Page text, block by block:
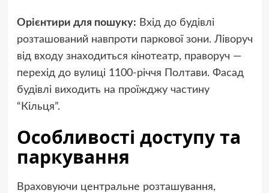
Орієнтири для пошуку: Вхід до будівлі
розташований навпроти паркової зони. Ліворуч
від входу знаходиться кінотеатр, праворуч —
перехід до вулиці 1100-річчя Полтави. Фасад
будівлі виходить на проїжджу частину
“Кільця”.
Особливості доступу та
паркування
Враховуючи центральне розташування,